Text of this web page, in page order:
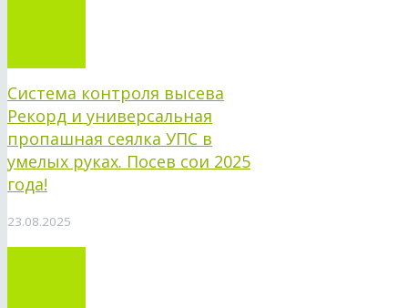
Система контроля высева
Рекорд и универсальная
пропашная сеялка УПС в
умелых руках. Посев сои 2025
года!
23.08.2025